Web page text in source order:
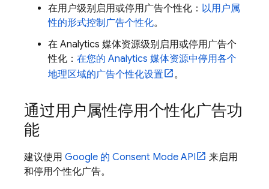
在用户级别启用或停用广告个性化： 以用户属
性的形式控制广告个性化。
在 Analytics 媒体资源级别启用或停用广告个
性化： 在您的 Analytics 媒体资源中停用各个
地理区域的广告个性化设置
。
通过用户属性停用个性化广告功
能
建议使用 Google 的 Consent Mode API
来启用
和停用个性化广告。